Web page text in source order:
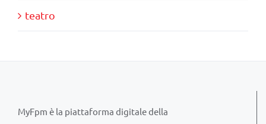
teatro
MyFpm è la piattaforma digitale della